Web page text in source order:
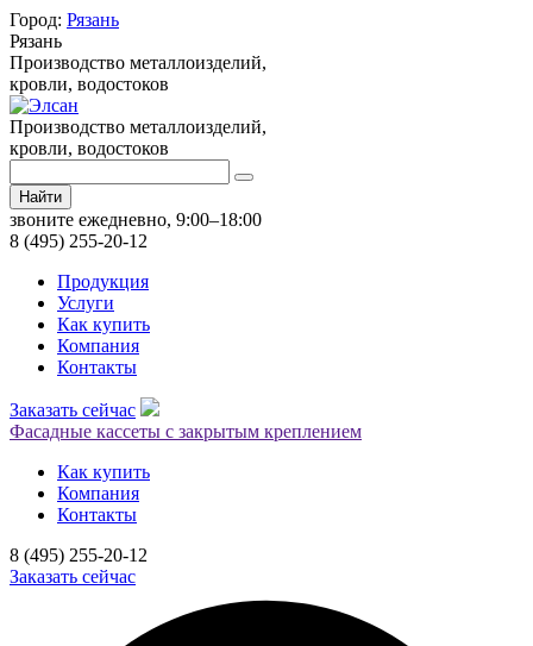
Город: Рязань
Рязань
Производство металлоизделий,
кровли, водостоков
Производство металлоизделий,
кровли, водостоков
Найти
звоните ежедневно, 9:00–18:00
8 (495) 255-20-12
Продукция
Услуги
Как купить
Компания
Контакты
Заказать сейчас
Фасадные кассеты с закрытым креплением
Как купить
Компания
Контакты
8 (495) 255-20-12
Заказать сейчас